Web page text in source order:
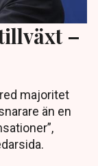
–
majoritet
än en